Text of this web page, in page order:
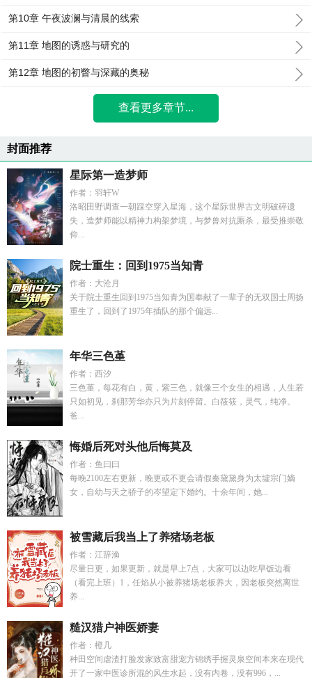
第10章 午夜波澜与清晨的线索
第11章 地图的诱惑与研究的
第12章 地图的初瞥与深藏的奥秘
查看更多章节...
封面推荐
星际第一造梦师
作者：羽轩W
洛昭田野调查一朝踩空穿入星海，这个星际世界古文明破碎遗
失，造梦师能以精神力构架梦境，与梦兽对抗厮杀，最受推崇敬
仰...
院士重生：回到1975当知青
作者：大沧月
关于院士重生回到1975当知青为国奉献了一辈子的无双国士周扬
重生了，回到了1975年插队的那个偏远...
年华三色堇
作者：西汐
三色堇，每花有白，黄，紫三色，就像三个女生的相遇，人生若
只如初见，刹那芳华亦只为片刻停留。白筱筱，灵气，纯净。
爸...
悔婚后死对头他后悔莫及
作者：鱼曰曰
每晚2100左右更新，晚更或不更会请假秦黛黛身为太墟宗门嫡
女，自幼与天之骄子的岑望定下婚约。十余年间，她...
被雪藏后我当上了养猪场老板
作者：江辞渔
尽量日更，如果更新，就是早上7点，大家可以边吃早饭边看
（看完上班）1，任焰从小被养猪场老板养大，因老板突然离世
养...
糙汉猎户神医娇妻
作者：橙几
种田空间虐渣打脸发家致富甜宠方锦绣手握灵泉空间本来在现代
开了一家中医诊所混的风生水起，没有内卷，没有996，...